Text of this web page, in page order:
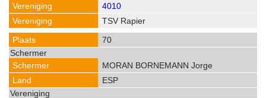
4010
TSV Rapier
70
MORAN BORNEMANN Jorge
ESP